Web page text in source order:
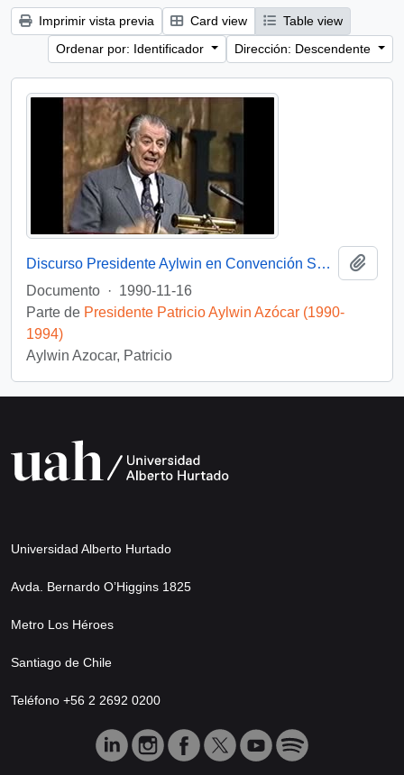
Imprimir vista previa Card view
Table view
Ordenar por: Identificador
Dirección: Descendente
Discurso Presidente Aylwin en Convención Santiago: Video
Documento · 1990-11-16
Parte de Presidente Patricio Aylwin Azócar (1990-
1994)
Aylwin Azocar, Patricio
Universidad Alberto Hurtado
Avda. Bernardo O’Higgins 1825
Metro Los Héroes
Santiago de Chile
Teléfono +56 2 2692 0200